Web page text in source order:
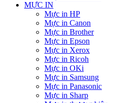
MỰC IN
Mực in HP
Mực in Canon
Mực in Brother
Mực in Epson
Mực in Xerox
Mực in Ricoh
Mực in OKi
Mực in Samsung
Mực in Panasonic
Mực in Sharp